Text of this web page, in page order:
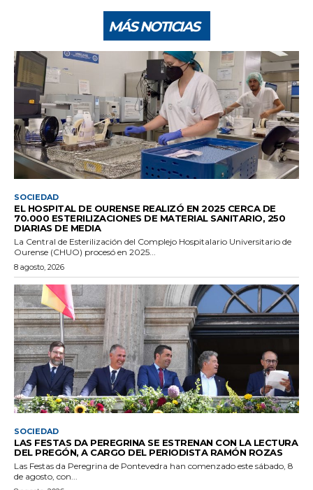
MÁS NOTICIAS
SOCIEDAD
EL HOSPITAL DE OURENSE REALIZÓ EN 2025 CERCA DE
70.000 ESTERILIZACIONES DE MATERIAL SANITARIO, 250
DIARIAS DE MEDIA
La Central de Esterilización del Complejo Hospitalario Universitario de
Ourense (CHUO) procesó en 2025...
8 agosto, 2026
SOCIEDAD
LAS FESTAS DA PEREGRINA SE ESTRENAN CON LA LECTURA
DEL PREGÓN, A CARGO DEL PERIODISTA RAMÓN ROZAS
Las Festas da Peregrina de Pontevedra han comenzado este sábado, 8
de agosto, con...